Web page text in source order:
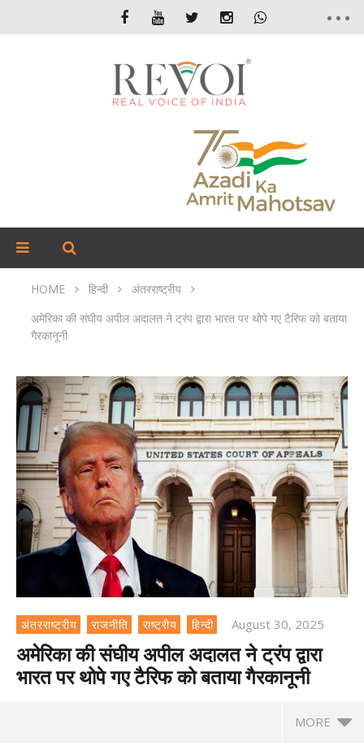
HOME हिन्दी
अंतरराष्ट्रीय
अमेरिका की संघीय अपील अदालत ने ट्रंप द्वारा भारत पर थोपे गए टैरिफ को बताया
गैरकानूनी
अंतरराष्ट्रीय राजनीति राष्ट्रीय हिन्दी August 30, 2025
अमेरिका की संघीय अपील अदालत ने ट्रंप द्वारा
भारत पर थोपे गए टैरिफ को बताया गैरकानूनी
MORE